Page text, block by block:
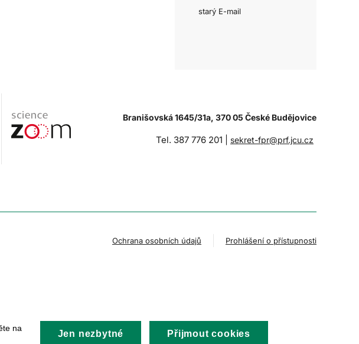
starý E-mail
Branišovská 1645/31a, 370 05 České Budějovice
Tel. 387 776 201 | sekret-fpr@prf.jcu.cz
Ochrana osobních údajů Prohlášení o přístupnosti
na
Jen nezbytné Přijmout cookies